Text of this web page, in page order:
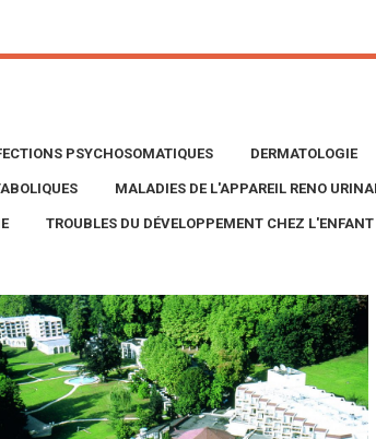
PSYCHOSOMATIQUES DERMATOLOGIE
MALADIES DE L'APPAREIL RENO
TROUBLES DU DÉVELOPPEMENT CHEZ L'ENFANT
Aix-les-Bains – Thermes
Marlioz